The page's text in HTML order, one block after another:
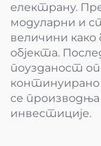
електрану.
модуларни и
величини како
објекта.
поузданост
се
инвестиције.